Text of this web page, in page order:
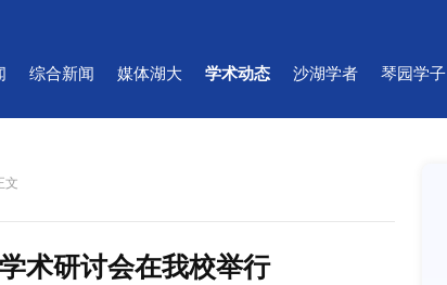
综合新闻 媒体湖大 学术动态 沙湖学者 琴园学子
文
术研讨会在我校举行